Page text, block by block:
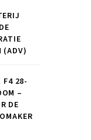
(ADV)
F4 28-
–
DE